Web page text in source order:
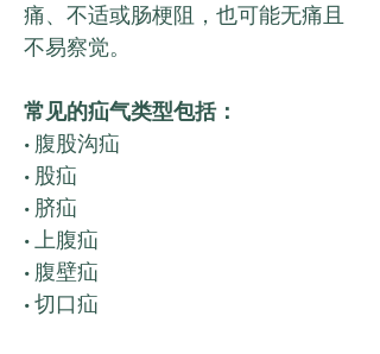
痛、不适或肠梗阻，也可能无痛且
不易察觉。
常见的疝气类型包括：
• 腹股沟疝
• 股疝
• 脐疝
• 上腹疝
• 腹壁疝
• 切口疝